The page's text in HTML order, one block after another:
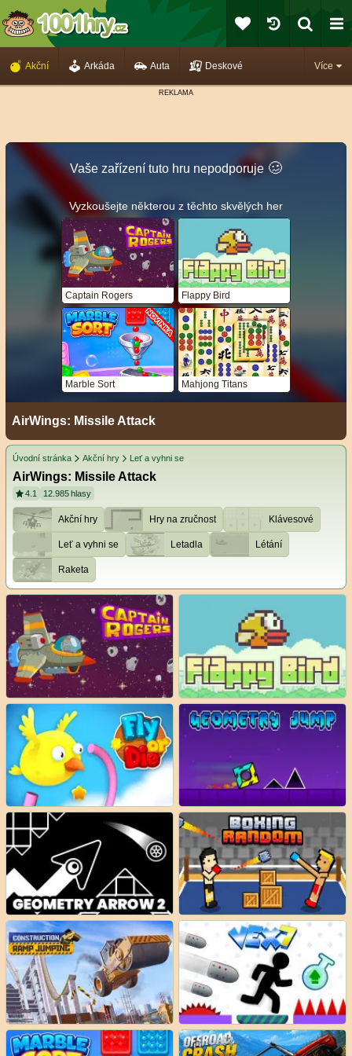
Více
Akční Arkáda Auta Deskové
Vaše zařízení tuto hru nepodporuje 🥴️
Vyzkoušejte některou z těchto skvělých her
Captain Rogers Flappy Bird
Marble Sort Mahjong Titans
AirWings: Missile Attack
Úvodní stránka Akční hry Leť a vyhni se
AirWings: Missile Attack
4.1 12.985 hlasy
Akční hry Hry na zručnost Klávesové
Leť a vyhni se Letadla Létání
Raketa